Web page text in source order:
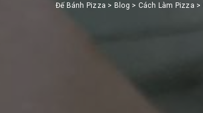
Đế Bánh Pizza > Blog > Cách Làm Pizza >